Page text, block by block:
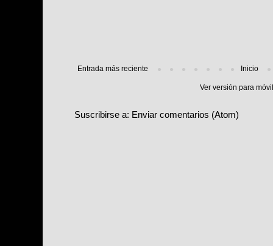
Entrada más reciente Inicio
Ver versión para
Suscribirse a: Enviar comentarios (Atom)